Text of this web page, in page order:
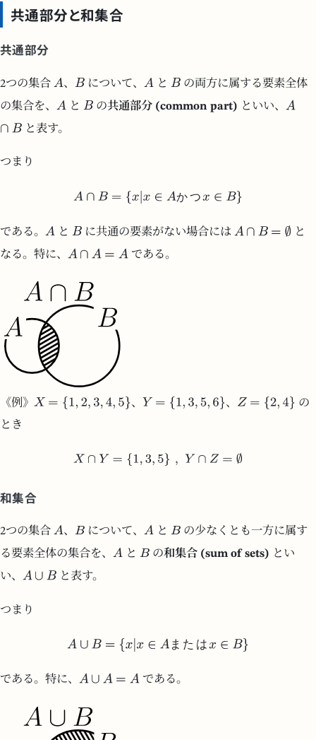
共通部分と和集合
共通部分
2つの集合 、 について、 と
の両方に属する要素全体
の集合を、
と の共通部分 (common part) といい、
と表す。
つまり
かつ
である。 と に共通の要素がない場合には
と
なる。特に、
である。
《例》 、 、
の
とき
和集合
2つの集合 、 について、 と
の少なくとも一方に属す
る要素全体の集合を、
と の和集合 (sum of sets) とい
い、
と表す。
つまり
ま た は
である。特に、 である。